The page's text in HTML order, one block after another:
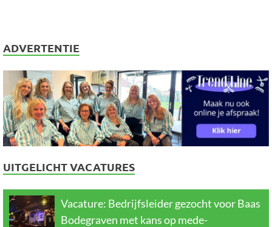
ADVERTENTIE
UITGELICHT VACATURES
Vacature: Bedrijfsleider gezocht voor Baas
Bodegraven met kans op mede-